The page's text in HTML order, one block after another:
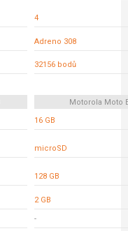
4
Adreno 308
32156 bodů
Motorola Moto
16 GB
microSD
128 GB
2 GB
-